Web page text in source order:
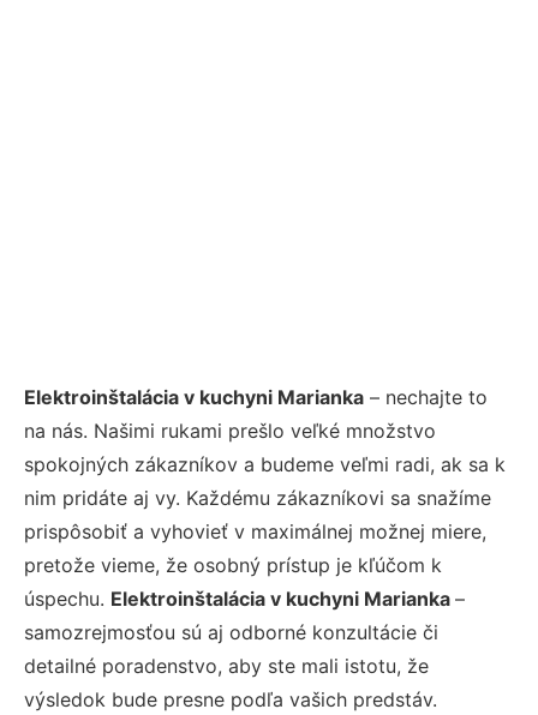
Elektroinštalácia v kuchyni Marianka – nechajte to
na nás. Našimi rukami prešlo veľké množstvo
spokojných zákazníkov a budeme veľmi radi, ak sa k
nim pridáte aj vy. Každému zákazníkovi sa snažíme
prispôsobiť a vyhovieť v maximálnej možnej miere,
pretože vieme, že osobný prístup je kľúčom k
úspechu. Elektroinštalácia v kuchyni Marianka –
samozrejmosťou sú aj odborné konzultácie či
detailné poradenstvo, aby ste mali istotu, že
výsledok bude presne podľa vašich predstáv.